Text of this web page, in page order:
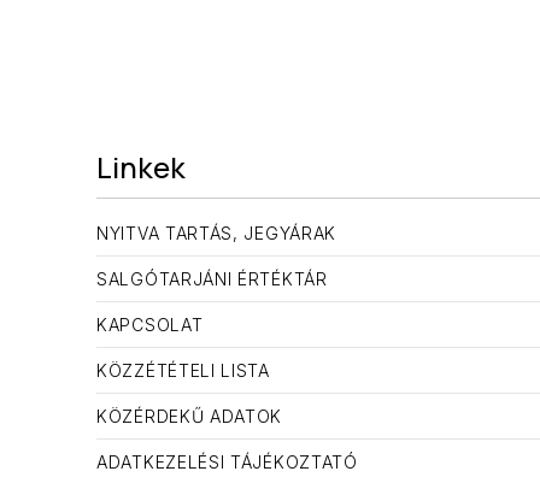
Linkek
NYITVA TARTÁS, JEGYÁRAK
SALGÓTARJÁNI ÉRTÉKTÁR
KAPCSOLAT
KÖZZÉTÉTELI LISTA
KÖZÉRDEKŰ ADATOK
ADATKEZELÉSI TÁJÉKOZTATÓ